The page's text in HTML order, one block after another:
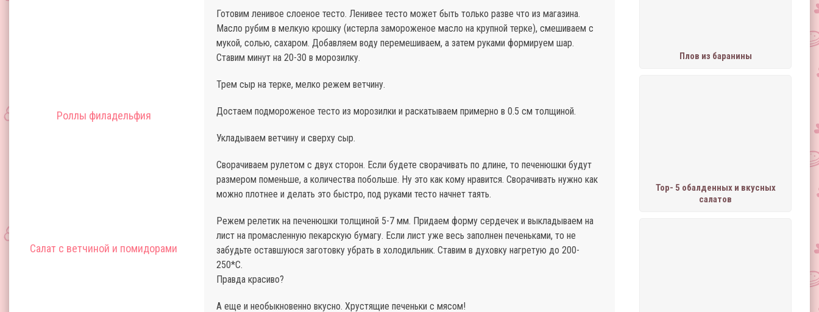
Роллы филадельфия
Салат с ветчиной и помидорами
Плов из баранины
Тор- 5 обалденных и вкусных
салатов
Готовим ленивое слоеное тесто. Ленивее тесто может быть только разве что из магазина.
Масло рубим в мелкую крошку (истерла замороженое масло на крупной терке), смешиваем с
мукой, солью, сахаром. Добавляем воду перемешиваем, а затем руками формируем шар.
Ставим минут на 20-30 в морозилку.
Трем сыр на терке, мелко режем ветчину.
Достаем подмороженое тесто из морозилки и раскатываем примерно в 0.5 см толщиной.
Укладываем ветчину и сверху сыр.
Сворачиваем рулетом с двух сторон. Если будете сворачивать по длине, то печенюшки будут
размером поменьше, а количества побольше. Ну это как кому нравится. Сворачивать нужно как
можно плотнее и делать это быстро, под руками тесто начнет таять.
Режем релетик на печенюшки толщиной 5-7 мм. Придаем форму сердечек и выкладываем на
лист на промасленную пекарскую бумагу. Если лист уже весь заполнен печеньками, то не
забудьте оставшуюся заготовку убрать в холодильник. Ставим в духовку нагретую до 200-
250*С.
Правда красиво?
А еще и необыкновенно вкусно. Хрустящие печеньки с мясом!